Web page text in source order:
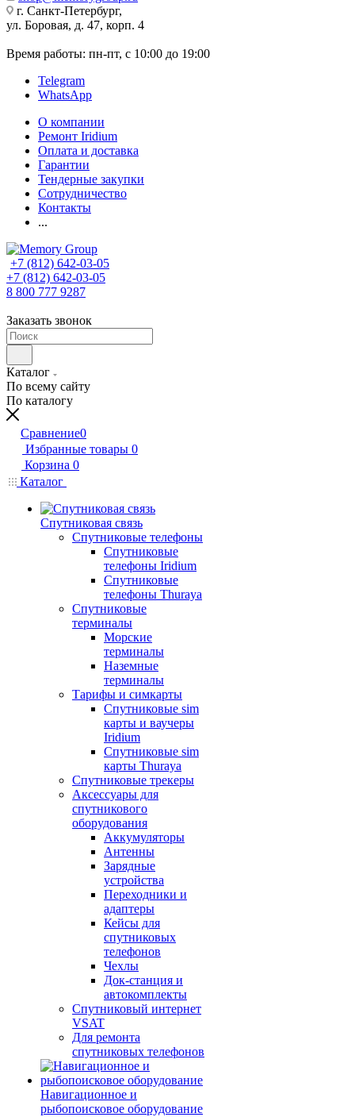
г. Санкт-Петербург,
ул. Боровая, д. 47, корп. 4
Время работы: пн-пт, с 10:00 до 19:00
Telegram
WhatsApp
О компании
Ремонт Iridium
Оплата и доставка
Гарантии
Тендерные закупки
Сотрудничество
Контакты
...
+7 (812) 642-03-05
+7 (812) 642-03-05
8 800 777 9287
Заказать звонок
Каталог
По всему сайту
По каталогу
Сравнение0
Избранные товары 0
Корзина 0
Каталог
Спутниковая связь
Спутниковые телефоны
Спутниковые
телефоны Iridium
Спутниковые
телефоны Thuraya
Спутниковые
терминалы
Морские
терминалы
Наземные
терминалы
Тарифы и симкарты
Спутниковые sim
карты и ваучеры
Iridium
Спутниковые sim
карты Thuraya
Спутниковые трекеры
Аксессуары для
спутникового
оборудования
Аккумуляторы
Антенны
Зарядные
устройства
Переходники и
адаптеры
Кейсы для
спутниковых
телефонов
Чехлы
Док-станция и
автокомплекты
Спутниковый интернет
VSAT
Для ремонта
спутниковых телефонов
Навигационное и
рыбопоисковое оборудование